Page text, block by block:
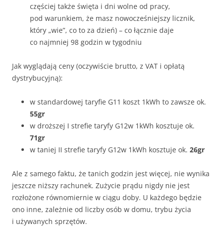
częściej także święta i dni wolne od pracy,
pod warunkiem, że masz nowocześniejszy licznik,
który „wie”, co to za dzień) – co łącznie daje
co najmniej 98 godzin w tygodniu
Jak wyglądają ceny (oczywiście brutto, z VAT i opłatą
dystrybucyjną):
w standardowej taryfie G11 koszt 1kWh to zawsze ok.
55gr
w droższej I strefie taryfy G12w 1kWh kosztuje ok.
71gr
w taniej II strefie taryfy G12w 1kWh kosztuje ok. 26gr
Ale z samego faktu, że tanich godzin jest więcej, nie wynika
jeszcze niższy rachunek. Zużycie prądu nigdy nie jest
rozłożone równomiernie w ciągu doby. U każdego będzie
ono inne, zależnie od liczby osób w domu, trybu życia
i używanych sprzętów.